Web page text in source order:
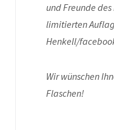
und Freunde
limitierten
Henkell/
Wir wünschen
Flaschen!